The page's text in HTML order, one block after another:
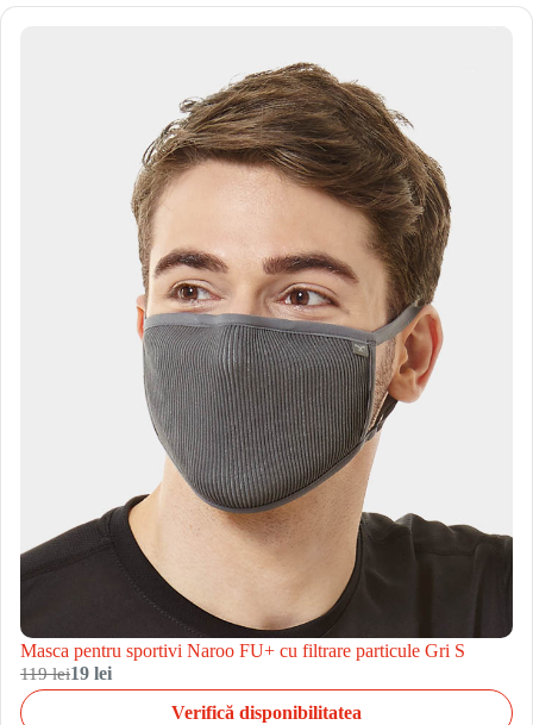
Masca pentru sportivi Naroo FU+ cu filtrare particule Gri S
119 lei19 lei
Verifică disponibilitatea